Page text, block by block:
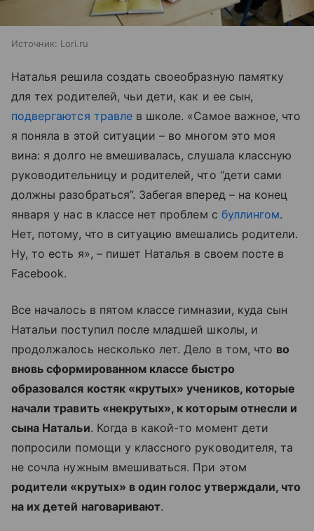
Источник: Lori.ru
Наталья решила создать своеобразную памятку
для тех родителей, чьи дети, как и ее сын,
подвергаются травлев школе. «Самое важное, что
я поняла в этой ситуации – во многом это моя
вина: я долго не вмешивалась, слушала классную
руководительницу и родителей, что “дети сами
должны разобраться”. Забегая вперед – на конец
января у нас в классе нет проблем с буллингом.
Нет, потому, что в ситуацию вмешались родители.
Ну, то есть я», – пишет Наталья в своем посте в
Facebook.
Все началось в пятом классе гимназии, куда сын
Натальи поступил после младшей школы, и
продолжалось несколько лет. Дело в том, что во
вновь сформированном классе быстро
образовался костяк «крутых» учеников, которые
начали травить «некрутых», к которым отнесли и
сына Натальи. Когда в какой-то момент дети
попросили помощи у классного руководителя, та
не сочла нужным вмешиваться. При этом
родители «крутых» в один голос утверждали, что
на их детей наговаривают.